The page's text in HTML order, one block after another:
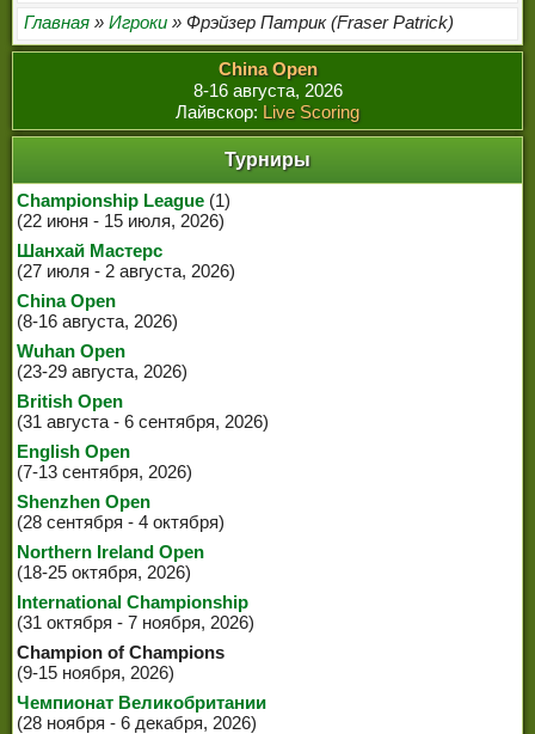
Главная » Игроки » Фрэйзер Патрик (Fraser Patrick)
China Open
8-16 августа, 2026
Лайвскор: Live Scoring
Турниры
Championship League (1)
(22 июня - 15 июля, 2026)
Шанхай Мастерс
(27 июля - 2 августа, 2026)
China Open
(8-16 августа, 2026)
Wuhan Open
(23-29 августа, 2026)
British Open
(31 августа - 6 сентября, 2026)
English Open
(7-13 сентября, 2026)
Shenzhen Open
(28 сентября - 4 октября)
Northern Ireland Open
(18-25 октября, 2026)
International Championship
(31 октября - 7 ноября, 2026)
Champion of Champions
(9-15 ноября, 2026)
Чемпионат Великобритании
(28 ноября - 6 декабря, 2026)